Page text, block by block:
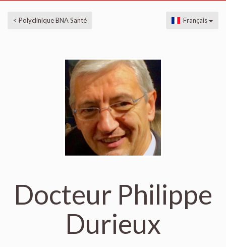
< Polyclinique BNA Santé Français
Docteur Philippe
Durieux